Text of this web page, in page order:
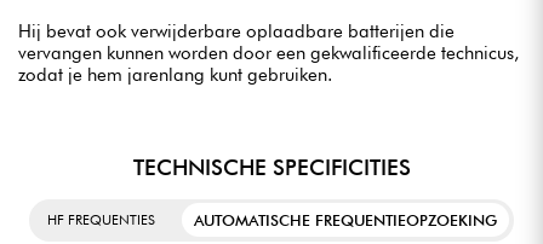
Hij bevat ook verwijderbare oplaadbare batterijen die
vervangen kunnen worden door een gekwalificeerde technicus,
zodat je hem jarenlang kunt gebruiken.
TECHNISCHE SPECIFICITIES
HF FREQUENTIES AUTOMATISCHE FREQUENTIEOPZOEKING